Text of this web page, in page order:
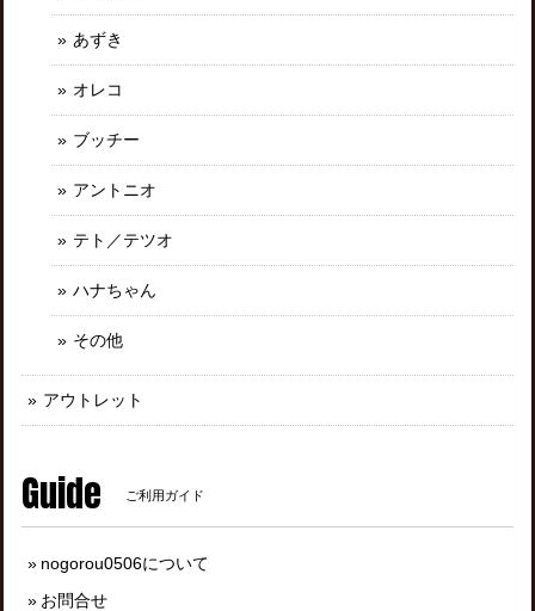
あずき
オレコ
ブッチー
アントニオ
テト／テツオ
ハナちゃん
その他
アウトレット
Guide ご利用ガイド
nogorou0506について
お問合せ